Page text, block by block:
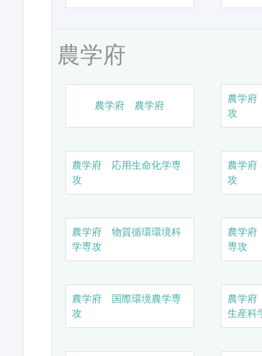
農学府
農学府 農学府
農学
攻
農学府 応用生命化学専
攻
農学
攻
農学府 物質循環環境科
学専攻
農学
専攻
農学府 国際環境農学専
攻
農学
生産科